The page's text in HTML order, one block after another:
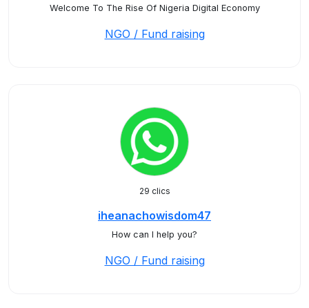
Welcome To The Rise Of Nigeria Digital Economy
NGO / Fund raising
29 clics
iheanachowisdom47
How can I help you?
NGO / Fund raising